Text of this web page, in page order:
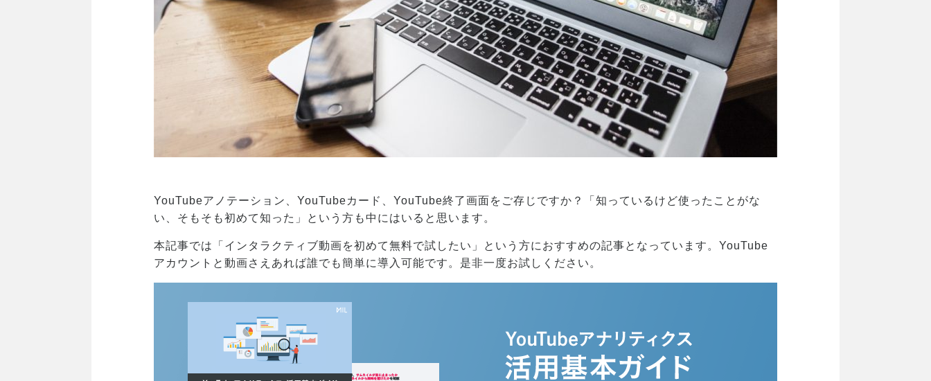
YouTubeアノテーション、YouTubeカード、YouTube終了画面をご存じですか？「知っているけど使ったことがな
い、そもそも初めて知った」という方も中にはいると思います。
本記事では「インタラクティブ動画を初めて無料で試したい」という方におすすめの記事となっています。YouTube
アカウントと動画さえあれば誰でも簡単に導入可能です。是非一度お試しください。